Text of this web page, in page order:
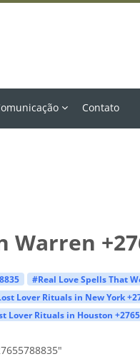
Contato
#Real Love Spells That
Lover Rituals in New York
Lover Rituals in Houston